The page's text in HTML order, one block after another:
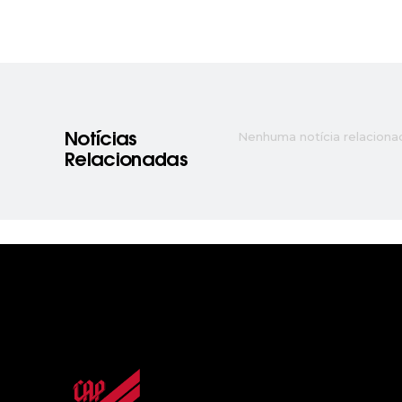
Notícias
Relacionadas
Nenhuma notícia